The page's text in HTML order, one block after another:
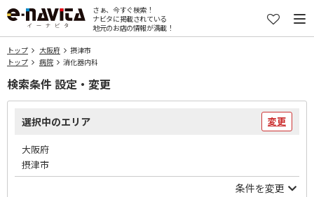
さぁ、今すぐ検索！
ナビタに掲載されている
地元のお店の情報が満載！
トップ 大阪府
摂津市
トップ
病院 消化器内科
検索条件 設定・変更
選択中のエリア 変更
大阪府
摂津市
条件を変更